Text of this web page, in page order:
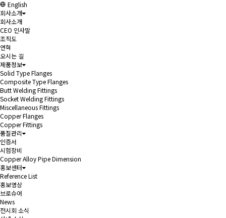
English
회사소개
회사소개
CEO 인사말
조직도
연혁
오시는 길
제품정보
Solid Type Flanges
Composite Type Flanges
Butt Welding Fittings
Socket Welding Fittings
Miscellaneous Fittings
Copper Flanges
Copper Fittings
품질관리
인증서
시험장비
Copper Alloy Pipe Dimension
홍보센터
Reference List
홍보영상
브로슈어
News
전시회 소식